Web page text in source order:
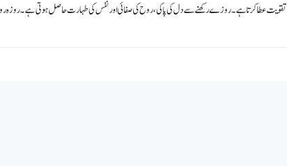
تقویت عطا کرتا ہے۔ روزے رکھنے سے دل کی پاکی،روح کی صفائی اور نفس کی طہارت حاصل ہوتی ہے۔ روزہ